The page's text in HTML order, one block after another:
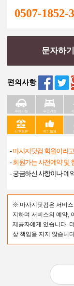
0507-1852-
문자하기
편의사항
주차가능 수면가능
신규오픈 인기업체
-마사지닷컴 회원이라
-회원가는 사전예약 및
- 궁금하신 사항이나 예
※ 마사지닷컴은 서비
지하며 서비스의 예약,
제공자에게 있습니다.
상 책임을 지지 않습니